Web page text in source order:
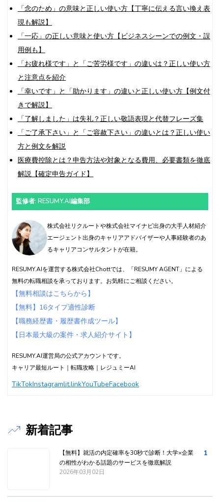
「念のため」の意味と正しい使い方【丁寧に伝える言い換え表
現も解説】
「一応」の正しい意味と使い方【ビジネスシーンでの例文・誤
用例も】
「お疲れ様です」と「ご苦労様です」の違いは？正しい使い方
と注意点を紹介
「幸いです」と「助かります」の違いと正しい使い方【例文付
きで解説】
「了解しました」は失礼？正しい敬語表現と代替フレーズ集
「ご了承下さい」と「ご容赦下さい」の違いとは？正しい使い
方と例文を解説
医療費控除とは？申告方法や対象となる費用、必要書類を徹底
解説【確定申告ガイド】
監修者: RESUMY.AI編集部
株式会社リクルートや株式会社マイナビ出身の大手人材紹介
エージェント出身のキャリアアドバイザーや人事経験者のあ
るキャリアコンサルタントが在籍。
RESUMY.AIを運営する株式会社Chottでは、「RESUMY AGENT」による
無料の転職相談を承っております。お気軽にご相談ください。
【無料相談はこちらから】
【無料】16タイプ適性診断
【職務経歴書・履歴書作成ツール】
【日本最大級の案件・求人紹介サイト】
RESUMY.AI運営局の公式アカウントです。
キャリア最短ルート｜転職攻略｜レジュミーAI
TikTokInstagramlit.linkYouTubeFacebook
新着記事
【無料】就活の内定確率を30秒で診断！大学×企業
の相性がわかる話題のサービスを徹底解説
2026年03月02日
1